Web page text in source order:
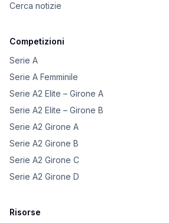
Cerca notizie
Competizioni
Serie A
Serie A Femminile
Serie A2 Elite – Girone A
Serie A2 Elite – Girone B
Serie A2 Girone A
Serie A2 Girone B
Serie A2 Girone C
Serie A2 Girone D
Risorse